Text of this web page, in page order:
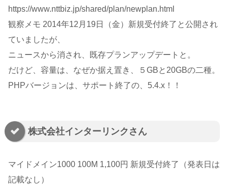
https://www.nttbiz.jp/shared/plan/newplan.html
観察メモ 2014年12月19日（金）新規受付終了と公開され
ていましたが、
ニュースから消され、既存プランアップデートと。
だけど、容量は、なぜか据え置き、５GBと20GBの二種。
PHPバージョンは、サポート終了の、5.4.x！！
株式会社インターリンクさん
マイドメイン1000 100M 1,100円 新規受付終了（発表日は
記載なし）